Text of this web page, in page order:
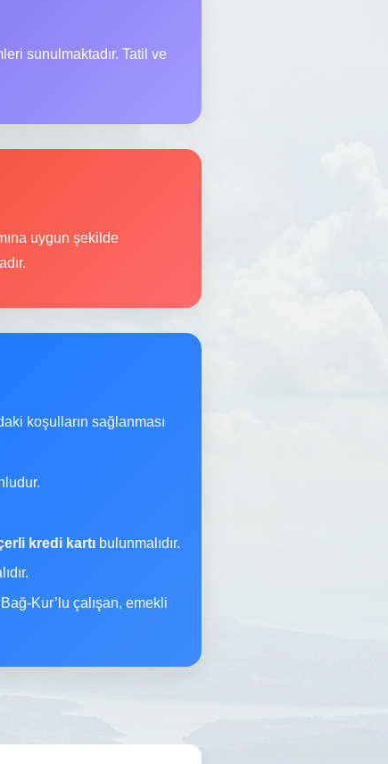
sunulmaktadır. Tatil ve
uygun şekilde
koşulların sağlanması
kredi kartı bulunmalıdır.
Bağ-Kur’lu çalışan, emekli